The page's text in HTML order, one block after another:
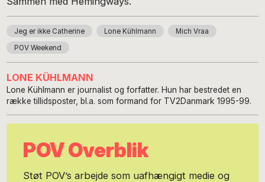
Jeg er ikke Catherine Lone Kühlmann Mich Vraa
POV Weekend
LONE KÜHLMANN
Lone Kühlmann er journalist og forfatter. Hun har bestredet en
række tillidsposter, bl.a. som formand for TV2Danmark 1995-99.
POV Overblik
Støt POV’s arbejde som uafhængigt medie og